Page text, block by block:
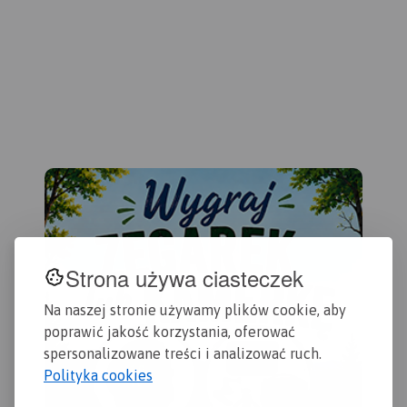
Strona używa ciasteczek
Na naszej stronie używamy plików cookie, aby
poprawić jakość korzystania, oferować
spersonalizowane treści i analizować ruch.
Polityka cookies